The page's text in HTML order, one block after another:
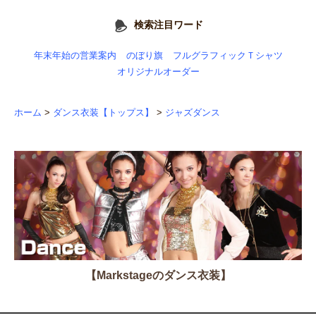
検索注目ワード
年末年始の営業案内 のぼり旗
フルグラフィックＴシャツ
オリジナルオーダー
ホーム > ダンス衣装【トップス】 > ジャズダンス
【Markstageのダンス衣装】